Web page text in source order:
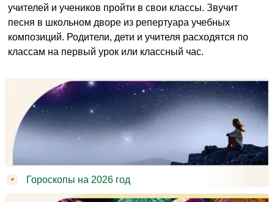
учителей и учеников пройти в свои классы. Звучит
песня в школьном дворе из репертуара учебных
композиций. Родители, дети и учителя расходятся по
классам на первый урок или классный час.
Гороскопы на 2026 год